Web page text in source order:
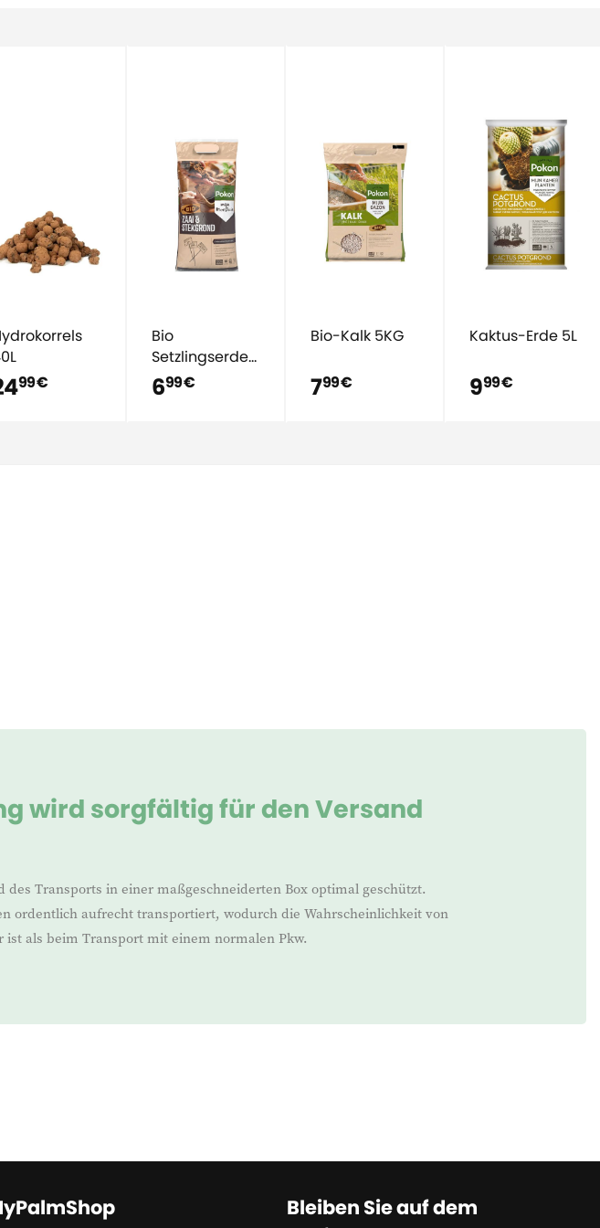
99 €
Bio
Setzlingserde
und Pflanzerde
10L
699 €
Bio-Kalk 5KG
799 €
Kaktus-Erde 5L
999 €
wird sorgfältig für den Versand
des Transports in einer maßgeschneiderten Box optimal geschützt.
ordentlich aufrecht transportiert, wodurch die Wahrscheinlichkeit von
ist als beim Transport mit einem normalen Pkw.
Bleiben Sie auf dem